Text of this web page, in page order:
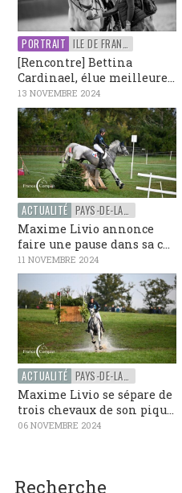
PORTRAIT
ILE DE FRANCE
[Rencontre] Bettina
Cardinael, élue meilleure...
13 NOVEMBRE 2024
ACTUALITÉ
Maxime Livio annonce
faire une pause dans sa c...
11 NOVEMBRE 2024
ACTUALITÉ
PAYS-DE-LA-LOIRE
Maxime Livio se sépare de
trois chevaux de son piqu...
06 NOVEMBRE 2024
Recherche